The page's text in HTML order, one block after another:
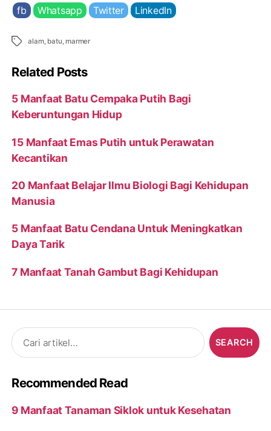
fb Whatsapp Twitter LinkedIn
Tags alam, batu ,marmer
Related Posts
5 Manfaat Batu Cempaka Putih Bagi
Keberuntungan Hidup
15 Manfaat Emas Putih untuk Perawatan
Kecantikan
20 Manfaat Belajar Ilmu Biologi Bagi Kehidupan
Manusia
5 Manfaat Batu Cendana Untuk Meningkatkan
Daya Tarik
7 Manfaat Tanah Gambut Bagi Kehidupan
Search
for:
Recommended Read
9 Manfaat Tanaman Siklok untuk Kesehatan